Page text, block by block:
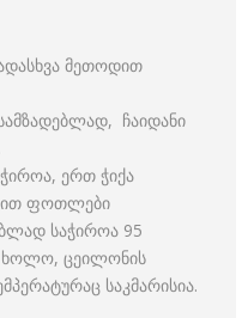
მეთოდით
ჩაიდანი
ერთ ჭიქა
ფოთლები
საჭიროა 95
ხოლო, ცეილონის
საკმარისია.